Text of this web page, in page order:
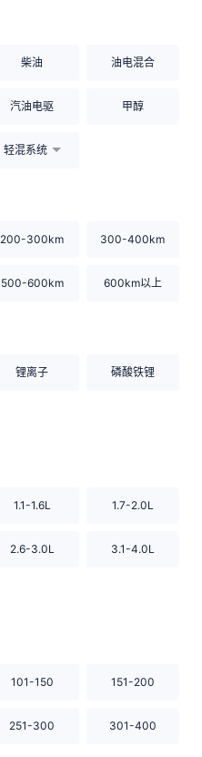
柴油 油电混合
汽油电驱 甲醇
轻混系统
200-300km 300-400km
500-600km 600km以上
锂离子 磷酸铁锂
1.1-1.6L 1.7-2.0L
2.6-3.0L 3.1-4.0L
101-150 151-200
251-300 301-400